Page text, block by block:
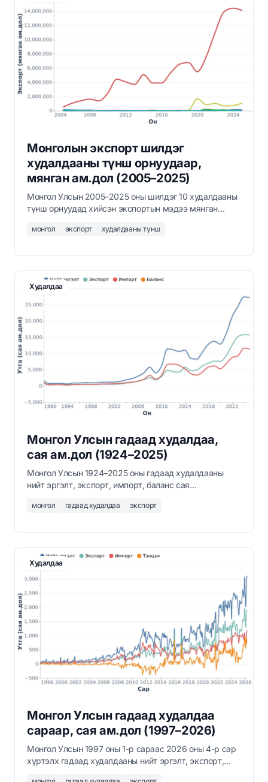
Монголын экспорт шилдэг
худалдааны түнш орнуудаар,
мянган ам.дол (2005–2025)
Монгол Улсын 2005–2025 оны шилдэг 10 худалдааны
түнш орнуудад хийсэн экспортын мэдээ мянган
хувийг эзэлдэг.
монгол экспорт худалдааны түнш
Худалдаа
Монгол Улсын гадаад худалдаа,
сая ам.дол (1924–2025)
Монгол Улсын 1924–2025 оны гадаад худалдааны
нийт эргэлт, экспорт, импорт, баланс сая
мэдээ.
монгол гадаад худалдаа экспорт
Худалдаа
Монгол Улсын гадаад худалдаа
сараар, сая ам.дол (1997–2026)
Монгол Улсын 1997 оны 1-р сараас 2026 оны 4-р сар
хүртэлх гадаад худалдааны нийт эргэлт, экспорт,